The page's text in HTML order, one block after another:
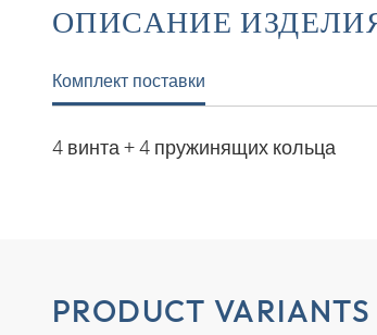
ОПИСАНИЕ
Комплект поставки
4 винта + 4 пружинящих кольца
PRODUCT VARIANTS